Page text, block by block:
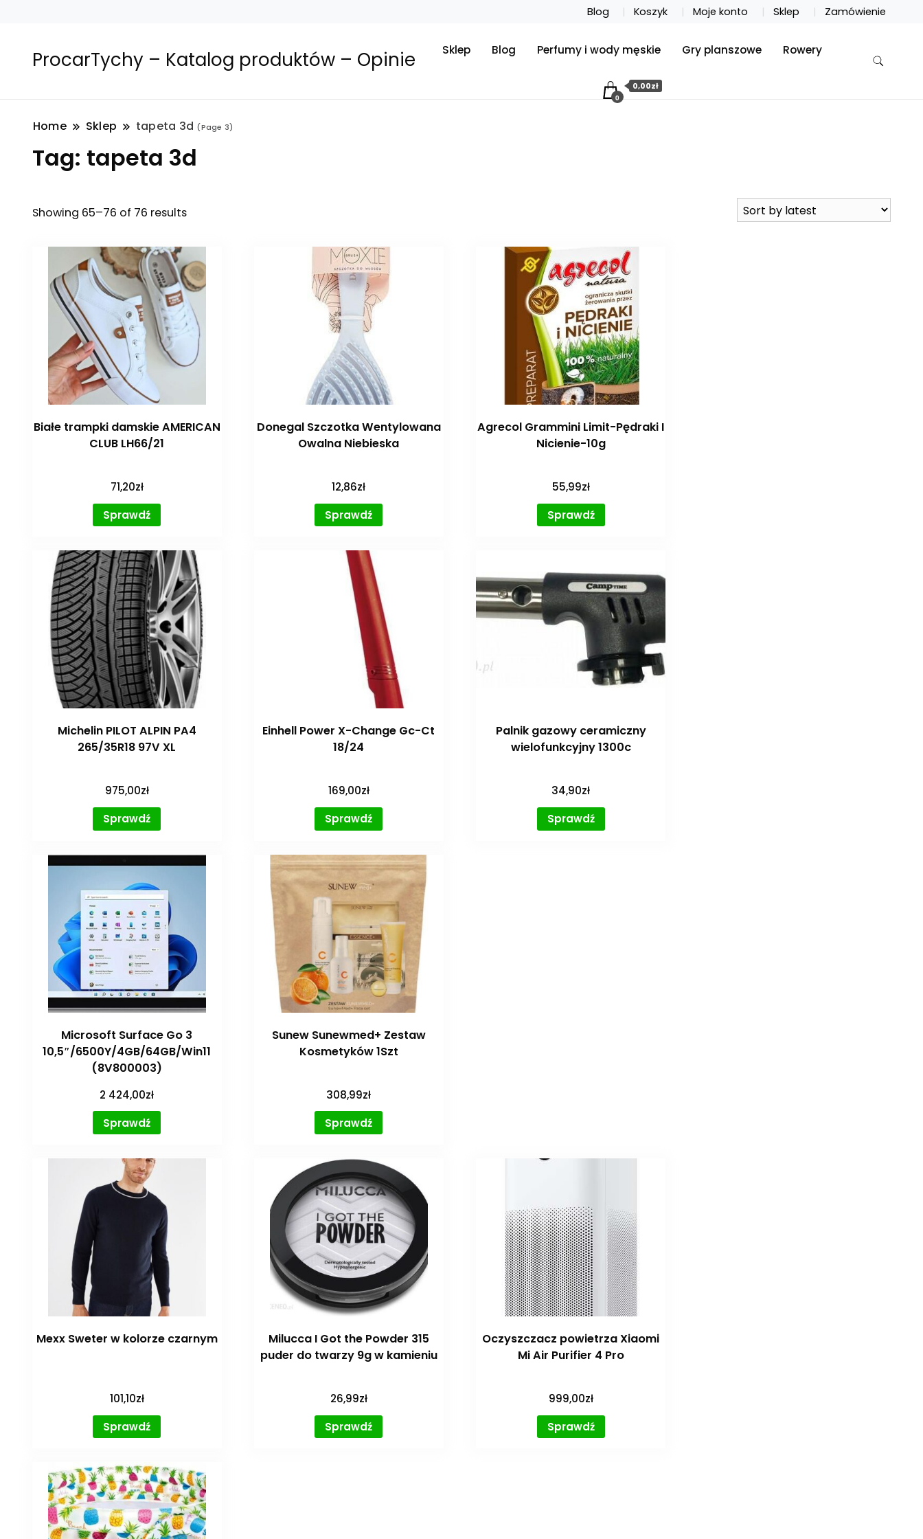
Blog Koszyk Moje konto Sklep Zamówienie
ProcarTychy – Katalog produktów – Opinie Sklep Blog Perfumy i wody męskie Gry planszowe Rowery
0
0,00zł
Home Sklep tapeta 3d (Page 3)
Tag: tapeta 3d
Showing 65–76 of 76 results
Białe trampki damskie AMERICAN
CLUB LH66/21
71,20zł
Sprawdź
Donegal Szczotka Wentylowana
Owalna Niebieska
12,86zł
Sprawdź
Agrecol Grammini Limit-Pędraki I
Nicienie-10g
55,99zł
Sprawdź
Michelin PILOT ALPIN PA4
265/35R18 97V XL
975,00zł
Sprawdź
Einhell Power X-Change Gc-Ct
18/24
169,00zł
Sprawdź
Palnik gazowy ceramiczny
wielofunkcyjny 1300c
34,90zł
Sprawdź
Microsoft Surface Go 3
10,5″/6500Y/4GB/64GB/Win11
(8V800003)
2 424,00zł
Sprawdź
Sunew Sunewmed+ Zestaw
Kosmetyków 1Szt
308,99zł
Sprawdź
Mexx Sweter w kolorze czarnym
101,10zł
Sprawdź
Milucca I Got the Powder 315
puder do twarzy 9g w kamieniu
26,99zł
Sprawdź
Oczyszczacz powietrza Xiaomi
Mi Air Purifier 4 Pro
999,00zł
Sprawdź